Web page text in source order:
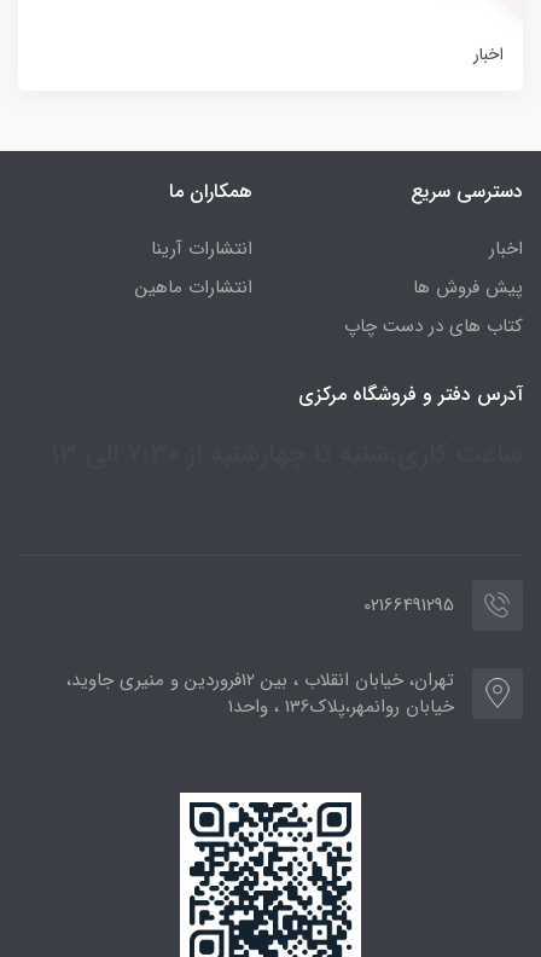
اخبار
دسترسی سریع
اخبار
پیش فروش ها
کتاب های در دست چاپ
همکاران ما
انتشارات آرینا
انتشارات ماهین
آدرس دفتر و فروشگاه مرکزی
02166491295
تهران، خیابان انقلاب ، بین 12فروردین و منیری جاوید،
خیابان روانمهر،پلاک136 ، واحد1